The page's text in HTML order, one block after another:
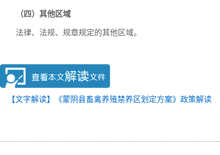
（四）其他区域
法律、法规、规章规定的其他区域。
【文字解读】《蒙阴县畜禽养殖禁养区划定方案》政策解读